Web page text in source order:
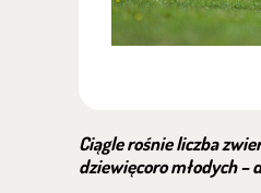
Ciągle rośnie liczba
dziewięcoro młodych –